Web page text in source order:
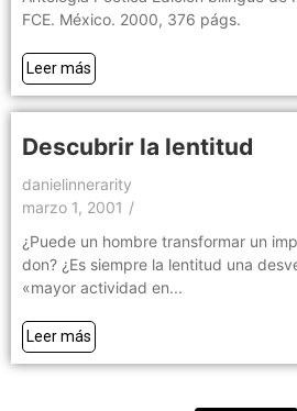
FCE. México. 2000, 376 págs.
Leer más
Descubrir la lentitud
danielinnerarity
marzo 1, 2001 /
¿Puede un hombre transformar un
don? ¿Es siempre la lentitud una
«mayor actividad en...
Leer más